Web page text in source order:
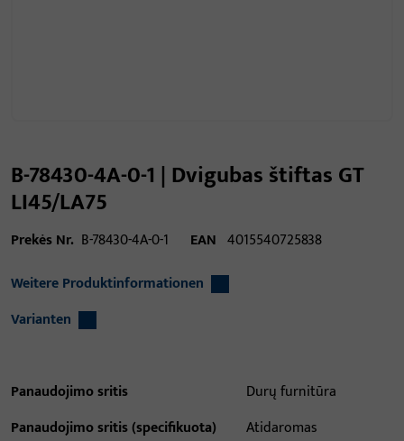
B-78430-4A-0-1 | Dvigubas štiftas GT
LI45/LA75
Prekės Nr. B-78430-4A-0-1 EAN 4015540725838
Weitere Produktinformationen
Varianten
Panaudojimo sritis
Durų furnitūra
Panaudojimo sritis (specifikuota)
Atidaromas